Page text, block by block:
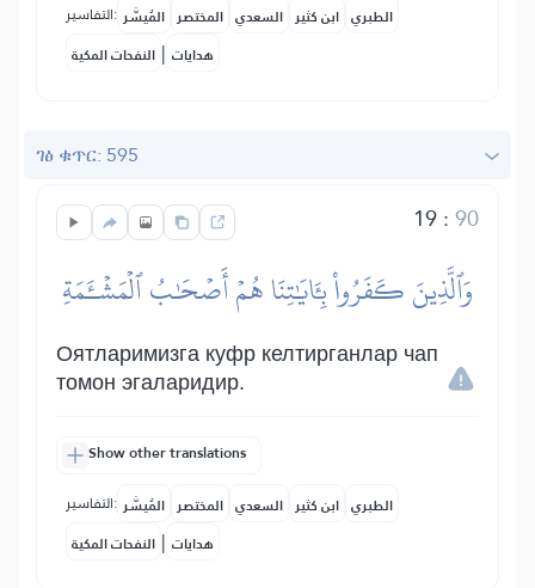
التفاسير: المُيسَّر المختصر السعدي ابن كثير الطبري
النفحات المكية | هدايات
ገፅ ቁጥር: 595
19:90
وَٱلَّذِينَ كَفَرُواْ بِـَٔايَٰتِنَا هُمۡ أَصۡحَٰبُ ٱلۡمَشۡـَٔمَةِ
Оятларимизга куфр келтирганлар чап
томон эгаларидир.
Show other translations
التفاسير: المُيسَّر المختصر السعدي ابن كثير الطبري
النفحات المكية | هدايات